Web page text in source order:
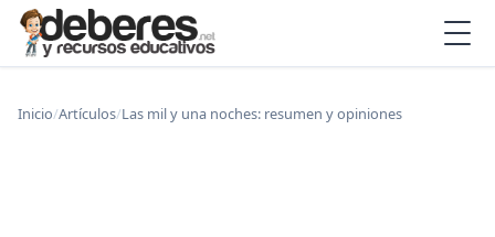
Inicio/Artículos/Las mil y una noches: resumen y opiniones